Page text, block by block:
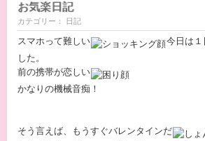
お気楽日記
カテゴリー： 日記
スマホって難しい
今日は１
した。
前の携帯が恋しい
かなりの機械音痴！
そう言えば、もうすぐバレンタインだ